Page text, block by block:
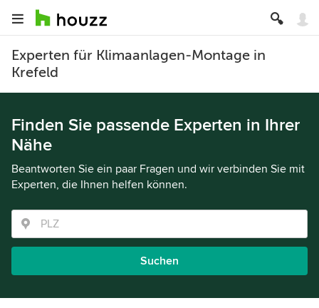
Experten für Klimaanlagen-Montage in
Krefeld
Finden Sie passende Experten in Ihrer
Nähe
Beantworten Sie ein paar Fragen und wir verbinden Sie mit
Experten, die Ihnen helfen können.
Suchen